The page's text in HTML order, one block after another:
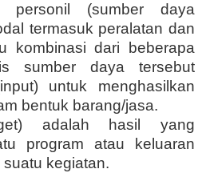
personil (sumber daya
termasuk peralatan dan
kombinasi dari beberapa
sumber daya tersebut
untuk menghasilkan
bentuk barang/jasa.
adalah hasil yang
program atau keluaran
kegiatan.